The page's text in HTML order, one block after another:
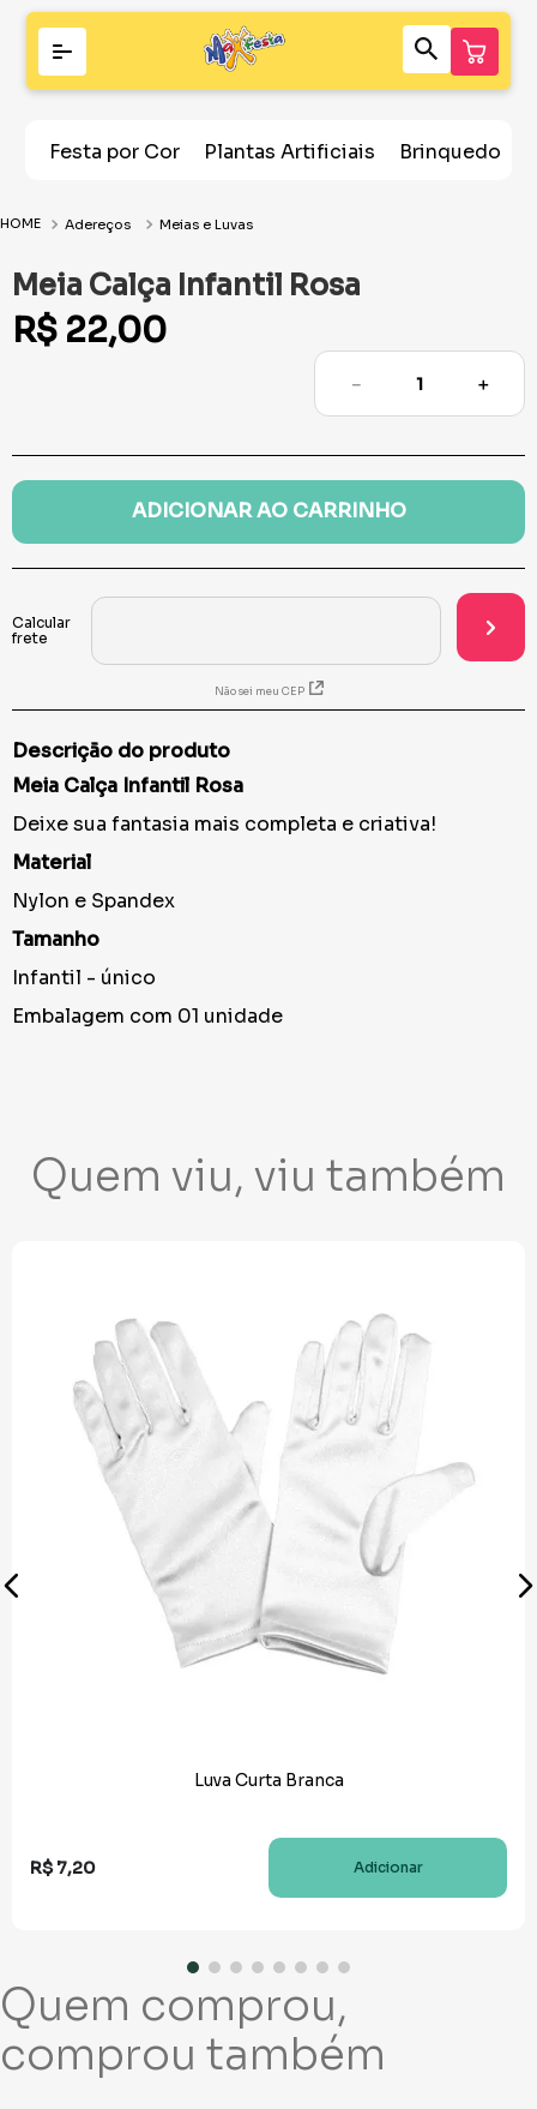
Festa por Cor Plantas Artificiais Brinquedos
Adereços Meias e Luvas
Meia Calça Infantil Rosa
R$ 22,00
＋
－
ADICIONAR AO CARRINHO
Não sei meu CEP
Descrição do produto
Meia Calça Infantil Rosa
Deixe sua fantasia mais completa e criativa!
Material
Nylon e Spandex
Tamanho
Infantil - único
Embalagem com 01 unidade
Quem viu, viu também
Luva Curta Branca
R$ 7,20 Adicionar
Quem comprou,
comprou também